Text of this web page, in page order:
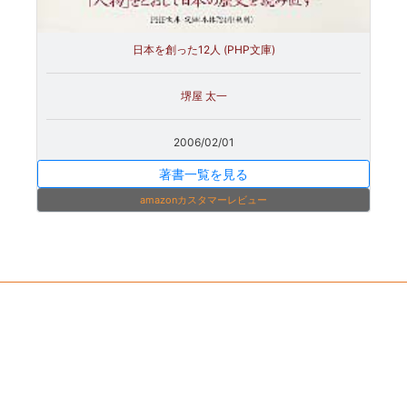
日本を創った12人 (PHP文庫)
堺屋 太一
2006/02/01
著書一覧を見る
amazonカスタマーレビュー